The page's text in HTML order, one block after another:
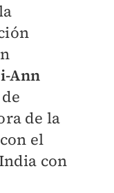
Ann
de la
el
con